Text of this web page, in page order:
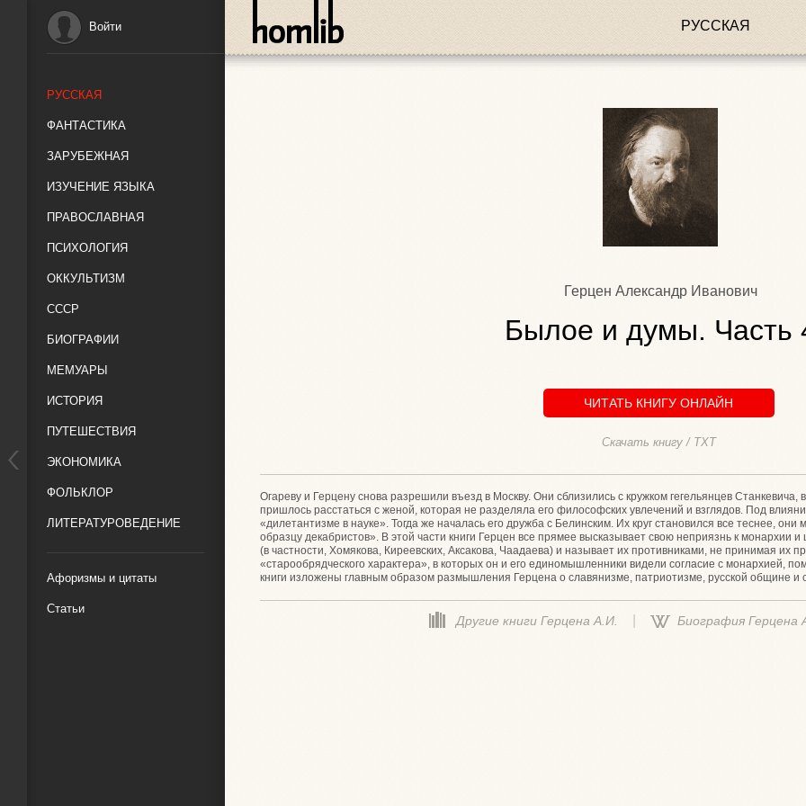
Войти
РУССКАЯ
ФАНТАСТИКА
ЗАРУБЕЖНАЯ
ИЗУЧЕНИЕ ЯЗЫКА
ПРАВОСЛАВНАЯ
ПСИХОЛОГИЯ
ОККУЛЬТИЗМ
СССР
БИОГРАФИИ
МЕМУАРЫ
ИСТОРИЯ
ПУТЕШЕСТВИЯ
ЭКОНОМИКА
ФОЛЬКЛОР
ЛИТЕРАТУРОВЕДЕНИЕ
Афоризмы и цитаты
Статьи
РУССКАЯ
Герцен Александр Иванович
Былое и думы. Часть
ЧИТАТЬ КНИГУ ОНЛАЙН
Скачать книгу / TXT
Огареву и Герцену снова разрешили въезд в Москву. Они сблизились с кружком гегельянцев
пришлось расстаться с женой, которая не разделяла его философских увлечений и взглядов. Под
«дилетантизме в науке». Тогда же началась его дружба с Белинским. Их круг становился все теснее,
образцу декабристов». В этой части книги Герцен все прямее высказывает свою неприязнь к
(в частности, Хомякова, Киреевских, Аксакова, Чаадаева) и называет их противниками, не принимая их
«старообрядческого характера», в которых он и его единомышленники видели согласие с монархией,
книги изложены главным образом размышления Герцена о славянизме, патриотизме, русской общине и
Другие книги Герцена А.И. Биография Герцена